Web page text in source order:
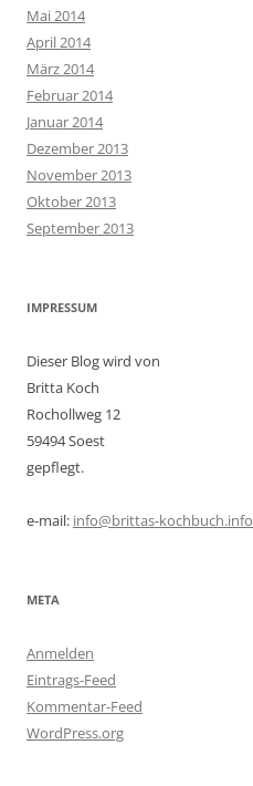
Mai 2014
April 2014
März 2014
Februar 2014
Januar 2014
Dezember 2013
November 2013
Oktober 2013
September 2013
IMPRESSUM
Dieser Blog wird von
Britta Koch
Rochollweg 12
59494 Soest
gepflegt.
e-mail: info@brittas-kochbuch.info
META
Anmelden
Eintrags-Feed
Kommentar-Feed
WordPress.org